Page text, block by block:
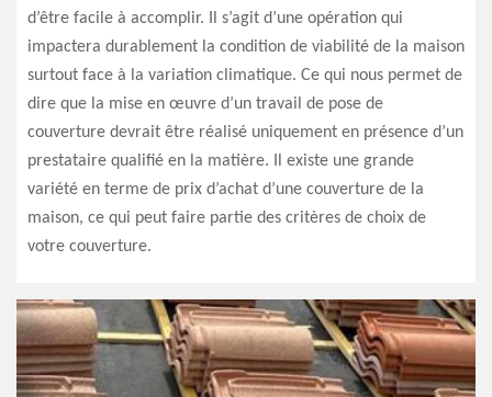
d’être facile à accomplir. Il s’agit d’une opération qui
impactera durablement la condition de viabilité de la maison
surtout face à la variation climatique. Ce qui nous permet de
dire que la mise en œuvre d’un travail de pose de
couverture devrait être réalisé uniquement en présence d’un
prestataire qualifié en la matière. Il existe une grande
variété en terme de prix d’achat d’une couverture de la
maison, ce qui peut faire partie des critères de choix de
votre couverture.